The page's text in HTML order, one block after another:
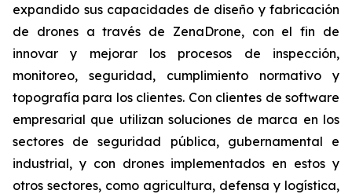
expandido sus capacidades de diseño y fabricación
de drones a través de ZenaDrone, con el fin de
innovar y mejorar los procesos de inspección,
monitoreo, seguridad, cumplimiento normativo y
topografía para los clientes. Con clientes de software
empresarial que utilizan soluciones de marca en los
sectores de seguridad pública, gubernamental e
industrial, y con drones implementados en estos y
otros sectores, como agricultura, defensa y logística,